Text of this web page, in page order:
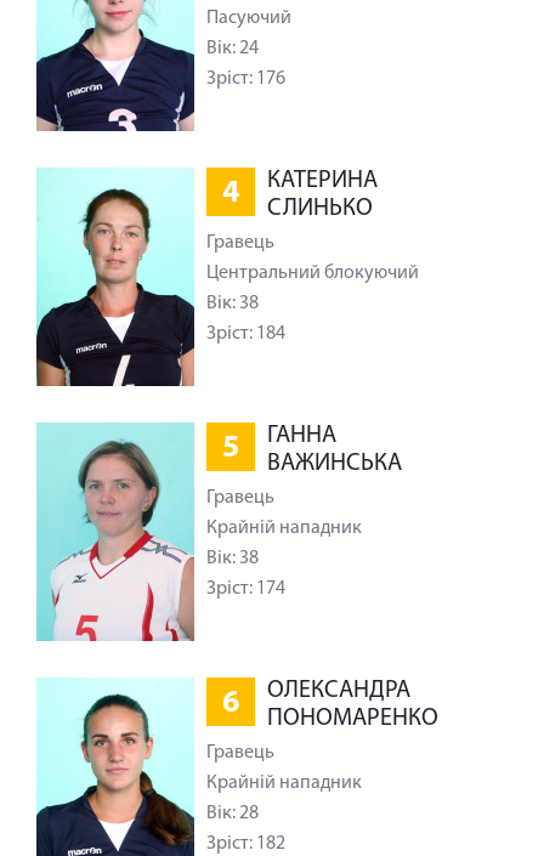
Пасуючий
Вік: 24
Зріст: 176
4
КАТЕРИНА
СЛИНЬКО
Гравець
Центральний блокуючий
Вік: 38
Зріст: 184
5
ГАННА
ВАЖИНСЬКА
Гравець
Крайній нападник
Вік: 38
Зріст: 174
6
ОЛЕКСАНДРА
ПОНОМАРЕНКО
Гравець
Крайній нападник
Вік: 28
Зріст: 182